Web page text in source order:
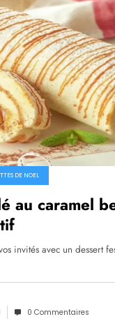
DE NOEL
au caramel
invités avec un dessert
0 Commentaires